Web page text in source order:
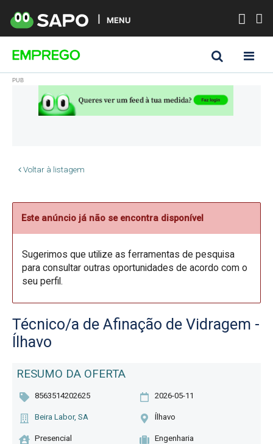
MENU
Voltar à listagem
Este anúncio já não se encontra disponível
Sugerimos que utilize as ferramentas de pesquisa
para consultar outras oportunidades de acordo com o
seu perfil.
Técnico/a de Afinação de Vidragem -
Ílhavo
RESUMO DA OFERTA
8563514202625 2026-05-11
Beira Labor, SA Ílhavo
Presencial Engenharia